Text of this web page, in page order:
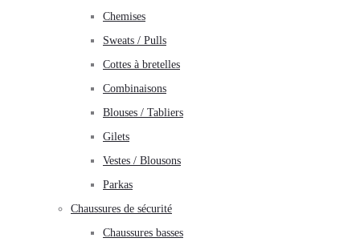
Chemises
Sweats / Pulls
Cottes à bretelles
Combinaisons
Blouses / Tabliers
Gilets
Vestes / Blousons
Parkas
Chaussures de sécurité
Chaussures basses